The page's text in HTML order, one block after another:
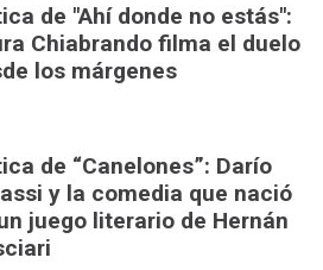
de "Ahí donde no estás":
Chiabrando filma el duelo
los márgenes
de “Canelones”: Darío
y la comedia que nació
juego literario de Hernán